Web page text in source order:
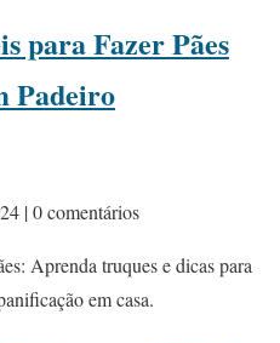
para Fazer Pães
Padeiro
| 0 comentários
Aprenda truques e dicas para
em casa.